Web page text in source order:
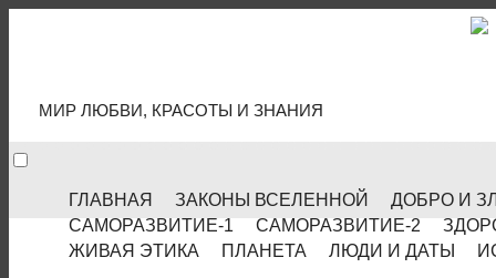
МИР ЛЮБВИ, КРАСОТЫ И ЗНАНИЯ
ГЛАВНАЯ ЗАКОНЫ ВСЕЛЕННОЙ
ДОБРО И
САМОРАЗВИТИЕ-1
САМОРАЗВИТИЕ-2
ЖИВАЯ ЭТИКА
ПЛАНЕТА ЛЮДИ И ДАТЫ